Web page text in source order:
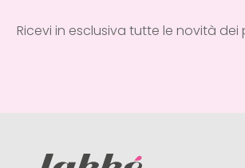
Ricevi in esclusiva tutte le novità